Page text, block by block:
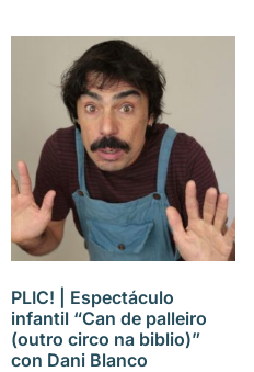
PLIC! | Espectáculo
infantil “Can de palleiro
(outro circo na biblio)”
con Dani Blanco